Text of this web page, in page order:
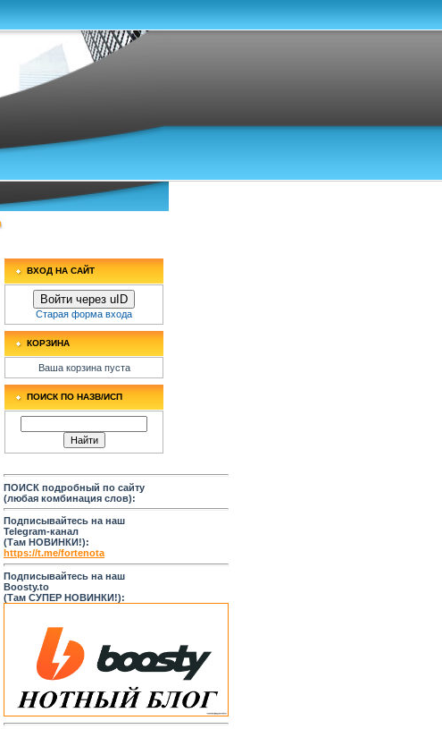
ВХОД НА САЙТ
Войти через uID
Старая форма входа
КОРЗИНА
Ваша корзина пуста
ПОИСК ПО НАЗВ/ИСП
ПОИСК подробный по сайту
(любая комбинация слов):
Подписывайтесь на наш
Telegram-канал
(Там НОВИНКИ!):
https://t.me/fortenota
Подписывайтесь на наш
Boosty.to
(Там СУПЕР НОВИНКИ!):